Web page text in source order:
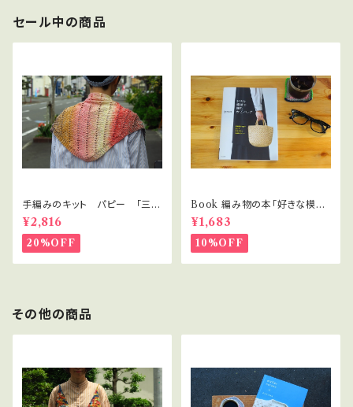
セール中の商品
手編みのキット パピー 「三角
ストール」クアトロディグレイド
¥2,816
20%OFF
Book 編み物の本「好きな模様
で編むかごバッグ」
¥1,683
10%OFF
その他の商品